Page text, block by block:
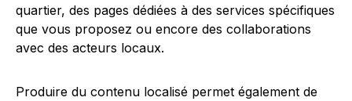
quartier, des pages dédiées à des services spécifiques
que vous proposez ou encore des collaborations
avec des acteurs locaux.
Produire du contenu localisé permet également de